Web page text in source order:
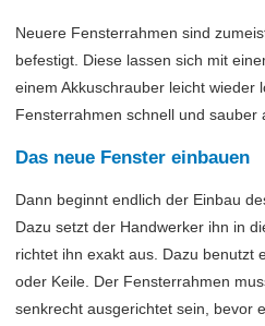
Neuere Fensterrahmen sind
befestigt. Diese lassen sich mit
einem Akkuschrauber leicht wieder
Fensterrahmen schnell und sauber
Das neue Fenster einbauen
Dann beginnt endlich der Einbau
Dazu setzt der Handwerker ihn in
richtet ihn exakt aus. Dazu benutzt
oder Keile. Der Fensterrahmen
senkrecht ausgerichtet sein, bevor